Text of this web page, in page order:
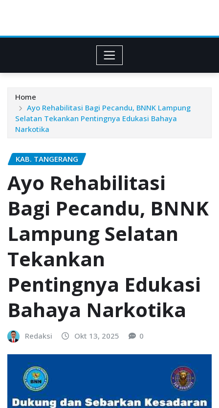
Home
Ayo Rehabilitasi Bagi Pecandu, BNNK Lampung
Selatan Tekankan Pentingnya Edukasi Bahaya
Narkotika
KAB. TANGERANG
Ayo Rehabilitasi
Bagi Pecandu, BNNK
Lampung Selatan
Tekankan
Pentingnya Edukasi
Bahaya Narkotika
Redaksi Okt 13, 2025 0